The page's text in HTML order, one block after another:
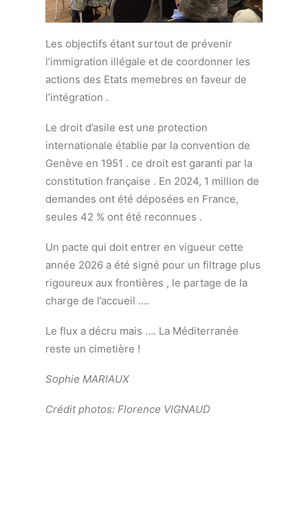
Les objectifs étant surtout de prévenir
l’immigration illégale et de coordonner les
actions des Etats memebres en faveur de
l’intégration .
Le droit d’asile est une protection
internationale établie par la convention de
Genève en 1951 . ce droit est garanti par la
constitution française . En 2024, 1 million de
demandes ont été déposées en France,
seules 42 % ont été reconnues .
Un pacte qui doit entrer en vigueur cette
année 2026 a été signé pour un filtrage plus
rigoureux aux frontières , le partage de la
charge de l’accueil ….
Le flux a décru mais …. La Méditerranée
reste un cimetière !
Sophie MARIAUX
Crédit photos: Florence VIGNAUD